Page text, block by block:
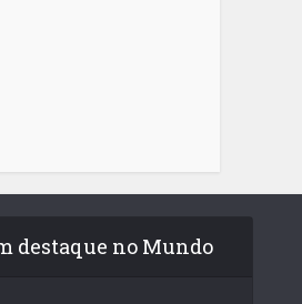
destaque no Mundo